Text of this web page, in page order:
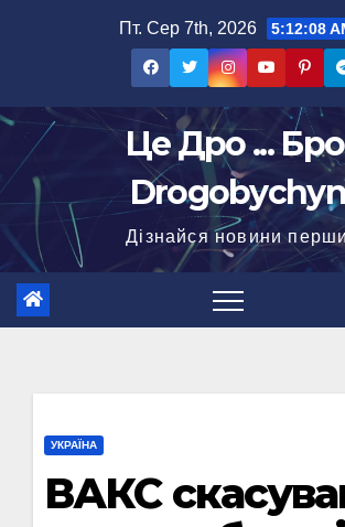
Пт. Сер 7th, 2026 5:12:09
Це Дро ...
Дізнайся новини
УКРАЇНА
ВАКС